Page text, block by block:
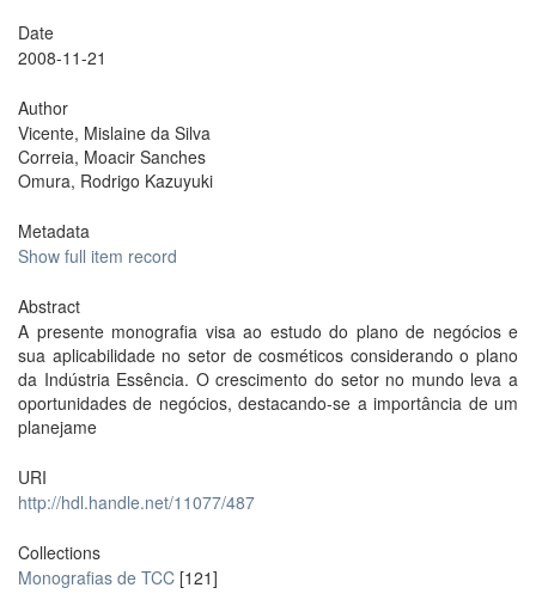
Date
2008-11-21
Author
Vicente, Mislaine da Silva
Correia, Moacir Sanches
Omura, Rodrigo Kazuyuki
Metadata
Show full item record
Abstract
A presente monografia visa ao estudo do plano de negócios e
sua aplicabilidade no setor de cosméticos considerando o plano
da Indústria Essência. O crescimento do setor no mundo leva a
oportunidades de negócios, destacando-se a importância de um
planejame
URI
http://hdl.handle.net/11077/487
Collections
Monografias de TCC [121]